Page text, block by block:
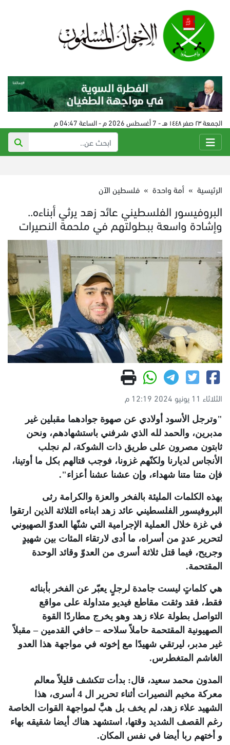
الجمعة ٢٣ صفر ١٤٤٨ هـ - 7 أغسطس 2026 م - الساعة 04:47 م
الرئيسية » أمة واحدة » فلسطين الآن
البروفيسور الفلسطيني عائد زهد يرثي أبناءه..
وإشادة واسعة ببطولتهم في ملحمة النصيرات
الثلاثاء 11 يونيو 2024 12:19 م
"وترجل الأسود أولادي عن صهوة جوادهما مقبلين غير
مدبرين، والحمد لله الذي شرفني باستشهادهم، ونحن
ثابتون مصرون على طريق ذات الشوكة، لم نجلب
الأنجاس لديارنا ولكنّهم غزونا، فوجب قتالهم بكل ما أوتينا،
فإن متنا متنا شهداء، وإن عشنا عشنا أعزاء".
بهذه الكلمات المليئة بالفخر والعزة والكرامة رثى
البروفيسور الفلسطيني عائد زهد ابناءه الثلاثة الذين ارتقوا
في غزة خلال العملية الإجرامية التي شنّها العدوّ الصهيوني
لتحرير عددٍ من أسراه، ما أدى لارتقاء المئات بين شهيدٍ
وجريح، فيما قتل ثلاثة أسرى من العدوّ وقائد الوحدة
المقتحمة.
هي كلماتٍ ليست جامدة لرجلٍ يعبّر عن الفخر بأبنائه
فقط، فقد وثقت مقاطع فيديو متداولة على مواقع
التواصل بطولة علاء زهد وهو يخرج مطاردًا القوة
الصهيونية المقتحمة حاملاً سلاحه – حافي القدمين – مقبلاً
غير مدبر، ليرتقي شهيدًا مع إخوته في مواجهة هذا العدو
الغاشم المتغطرس.
المدون محمد سعيد، قال: بدأت تتكشف قليلاً معالم
معركة مخيم النصيرات أثناء تحرير ال 4 أسرى، هذا
الشهيد علاء زهد، لم يخف بل هبَّ لمواجهة القوات الخاصة
رغم القصف الشديد وقتها، استشهد هناك أيضا شقيقه بهاء
و أختهم ربا أيضا في نفس المكان.